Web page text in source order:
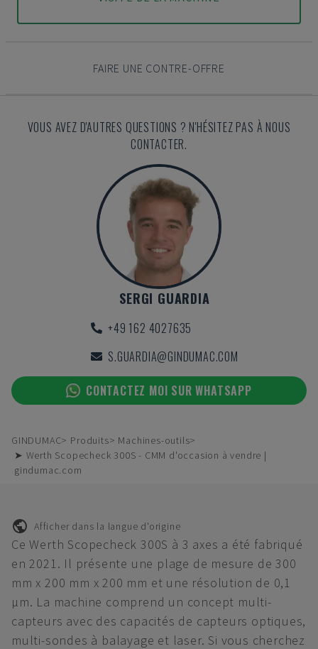
FAIRE UNE CONTRE-OFFRE
VOUS AVEZ D'AUTRES QUESTIONS ? N'HÉSITEZ PAS À NOUS
CONTACTER.
SERGI GUARDIA
+49 162 4027635
S.GUARDIA@GINDUMAC.COM
CONTACTEZ MOI SUR WHATSAPP
GINDUMAC Produits
Machines-outils
➤ Werth Scopecheck 300S - CMM d'occasion à vendre |
gindumac.com
Afficher dans la langue d'origine
Ce Werth Scopecheck 300S à 3 axes a été fabriqué
en 2021. Il présente une plage de mesure de 300
mm x 200 mm x 200 mm et une résolution de 0,1
µm. La machine comprend un concept multi-
capteurs avec des capacités de capteurs optiques,
multi-sondes à balayage et laser. Si vous cherchez